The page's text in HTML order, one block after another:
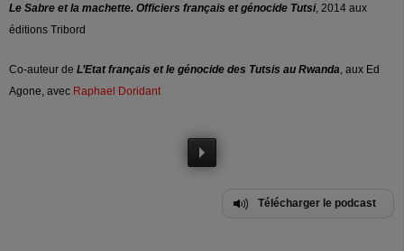
Le Sabre et la machette. Officiers français et génocide Tutsi, 2014 aux
éditions Tribord
Co-auteur de L’Etat français et le génocide des Tutsis au Rwanda , aux Ed
Agone, avec Raphael Doridant
Télécharger le podcast